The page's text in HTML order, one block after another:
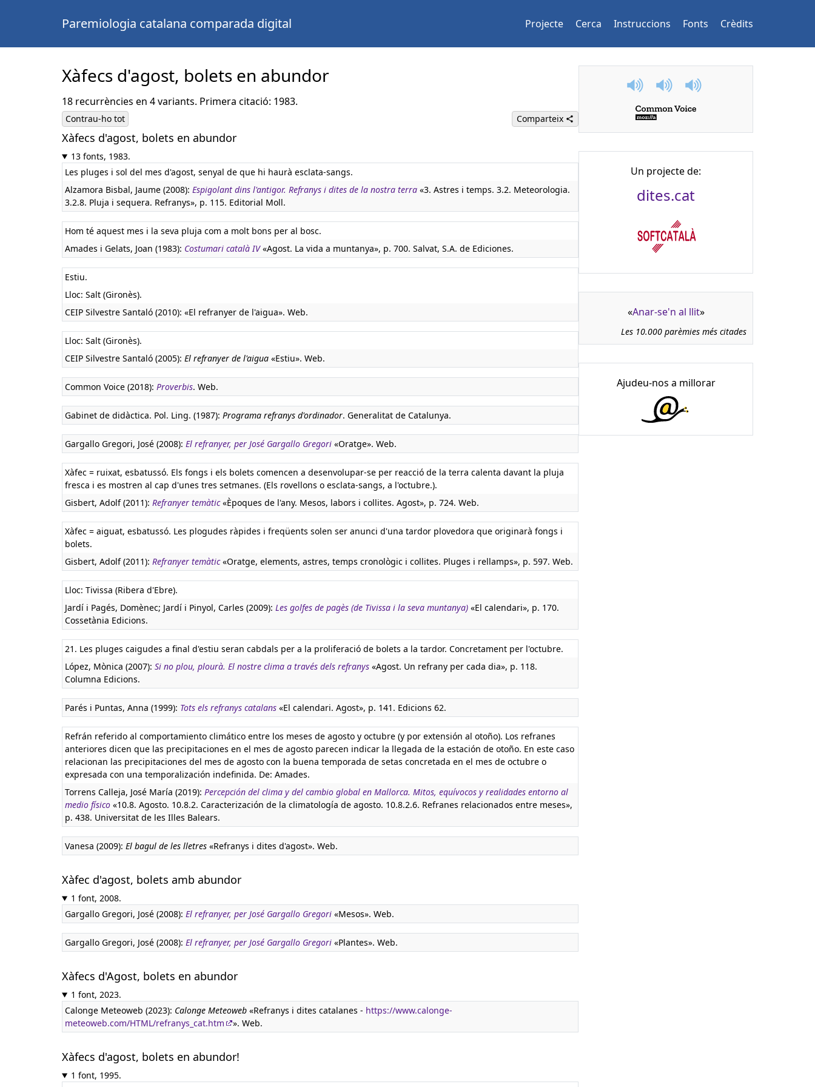
Paremiologia catalana comparada digital Projecte Cerca Instruccions Fonts Crèdits
Xàfecs d'agost, bolets en abundor
18 recurrències en 4 variants. Primera citació: 1983.
Contrau-ho tot Comparteix
Xàfecs d'agost, bolets en abundor
13 fonts, 1983.
Les pluges i sol del mes d'agost, senyal de que hi haurà esclata-sangs.
Alzamora Bisbal, Jaume (2008): Espigolant dins l'antigor. Refranys i dites de la nostra terra «3. Astres i temps. 3.2. Meteorologia.
3.2.8. Pluja i sequera. Refranys», p. 115. Editorial Moll.
Hom té aquest mes i la seva pluja com a molt bons per al bosc.
Amades i Gelats, Joan (1983): Costumari català IV«Agost. La vida a muntanya», p. 700. Salvat, S.A. de Ediciones.
Estiu.
Lloc: Salt (Gironès).
CEIP Silvestre Santaló (2010): «El refranyer de l'aigua». Web.
Lloc: Salt (Gironès).
CEIP Silvestre Santaló (2005): El refranyer de l'aigua «Estiu». Web.
Common Voice (2018): Proverbis. Web.
Gabinet de didàctica. Pol. Ling. (1987): Programa refranys d'ordinador. Generalitat de Catalunya.
Gargallo Gregori, José (2008): El refranyer, per José Gargallo Gregori «Oratge». Web.
Xàfec = ruixat, esbatussó. Els fongs i els bolets comencen a desenvolupar-se per reacció de la terra calenta davant la pluja
fresca i es mostren al cap d'unes tres setmanes. (Els rovellons o esclata-sangs, a l'octubre.).
Gisbert, Adolf (2011): Refranyer temàtic«Èpoques de l'any. Mesos, labors i collites. Agost», p. 724. Web.
Xàfec = aiguat, esbatussó. Les plogudes ràpides i freqüents solen ser anunci d'una tardor plovedora que originarà fongs i
bolets.
Gisbert, Adolf (2011): Refranyer temàtic«Oratge, elements, astres, temps cronològic i collites. Pluges i rellamps», p. 597. Web.
Lloc: Tivissa (Ribera d'Ebre).
Jardí i Pagés, Domènec; Jardí i Pinyol, Carles (2009): Les golfes de pagès (de Tivissa i la seva muntanya) «El calendari», p. 170.
Cossetània Edicions.
21. Les pluges caigudes a final d'estiu seran cabdals per a la proliferació de bolets a la tardor. Concretament per l'octubre.
López, Mònica (2007): Si no plou, plourà. El nostre clima a través dels refranys «Agost. Un refrany per cada dia», p. 118.
Columna Edicions.
Parés i Puntas, Anna (1999): Tots els refranys catalans «El calendari. Agost», p. 141. Edicions 62.
Refrán referido al comportamiento climático entre los meses de agosto y octubre (y por extensión al otoño). Los refranes
anteriores dicen que las precipitaciones en el mes de agosto parecen indicar la llegada de la estación de otoño. En este caso
relacionan las precipitaciones del mes de agosto con la buena temporada de setas concretada en el mes de octubre o
expresada con una temporalización indefinida. De: Amades.
Torrens Calleja, José María (2019): Percepción del clima y del cambio global en Mallorca. Mitos, equívocos y realidades entorno al
medio físico «10.8. Agosto. 10.8.2. Caracterización de la climatología de agosto. 10.8.2.6. Refranes relacionados entre meses»,
p. 438. Universitat de les Illes Balears.
Vanesa (2009): El bagul de les lletres «Refranys i dites d'agost». Web.
Xàfec d'agost, bolets amb abundor
1 font, 2008.
Gargallo Gregori, José (2008): El refranyer, per José Gargallo Gregori «Mesos». Web.
Gargallo Gregori, José (2008): El refranyer, per José Gargallo Gregori «Plantes». Web.
Xàfecs d'Agost, bolets en abundor
1 font, 2023.
Calonge Meteoweb (2023): Calonge Meteoweb «Refranys i dites catalanes - https://www.calonge-
meteoweb.com/HTML/refranys_cat.htm
». Web.
Xàfecs d'agost, bolets en abundor!
1 font, 1995.
Un projecte de:
dites.cat
«Anar-se'n al llit»
Les 10.000 parèmies més citades
Ajudeu-nos a millorar